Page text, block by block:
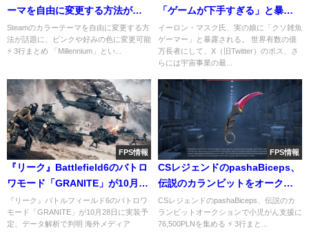
ーマを自由に変更する方法が話
題に、ピンクや好みの色に変更
可能
Steamのカラーテーマを自由に変更する方
法が話題に、ピンクや好みの色に変更可能
⚡ 3行まとめ 「Millennium」とい...
「ゲームが下手すぎる」と暴露
される。「父はブロンズのクソ
雑魚トールビョーンメイン」
イーロン・マスク氏、実の娘に「クソ雑魚
ゲーマー」と暴露される。 世界有数の億
万長者にして、X（旧Twitter）のボス、さ
らには宇宙事業の最...
FPS情報
『リーク』Battlefield6のバトロ
ワモード「GRANITE」が10月28
日に実装予定？—データ解析で
判明
『リーク』バトルフィールド6のバトロワ
モード「GRANITE」が10月28日に実装予
定、データ解析で判明 海外メディア
FPS情報
CSレジェンドのpashaBiceps、
伝説のカランビットをオークシ
ョンにかけ約280万円を調達し全
額寄付
CSレジェンドのpashaBiceps、伝説のカ
ランビットオークションで小児がん支援に
76,500PLNを集める ⚡ 3行まと...